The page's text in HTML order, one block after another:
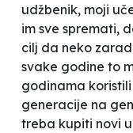
udžbenik, moji
im sve spremati,
cilj da neko
svake godine to
godinama
generacije na
treba kupiti novi